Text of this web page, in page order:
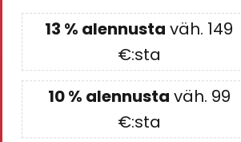
Arcchio LED uppoasennusvalaisin
Neru, 7 cm, valkoinen, kulmikas,
57,90 € Suos. hinta -17%
Suos. hinta 69,90 €
13 % alennusta väh. 149
€:sta
10 % alennusta väh. 99
€:sta